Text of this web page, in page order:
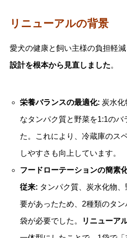
リニューアルの背景
愛犬の健康と飼い主様の負担軽減
設計を根本から見直しました。
栄養バランスの最適化: 炭水
なタンパク質と野菜を1:1のバ
た。これにより、冷蔵庫のス
しやすさも向上しています。
フードローテーションの簡素
従来: タンパク質、炭水化物
要があったため、2種類のタ
袋が必要でした。 リニューア